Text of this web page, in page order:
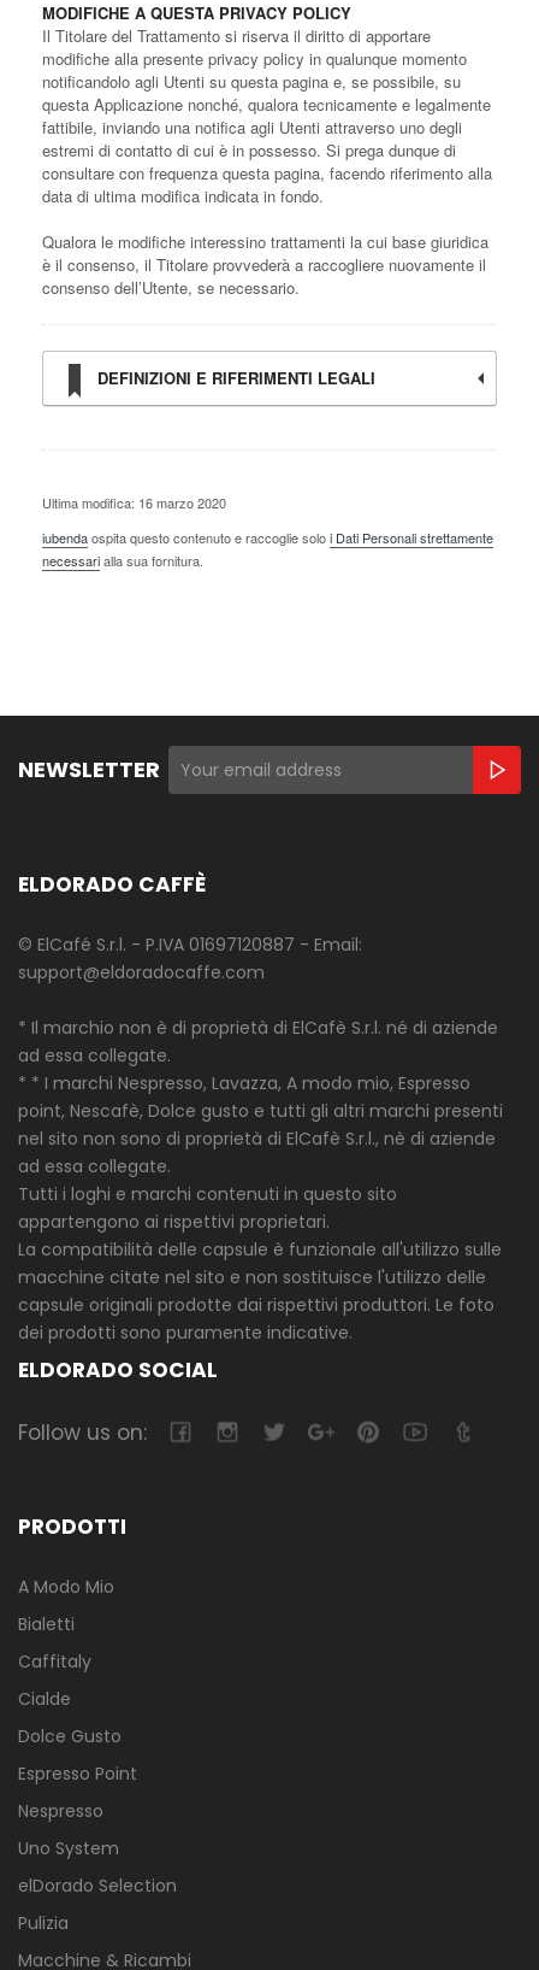
MODIFICHE A QUESTA PRIVACY POLICY
Il Titolare del Trattamento si riserva il diritto di apportare
modifiche alla presente privacy policy in qualunque momento
notificandolo agli Utenti su questa pagina e, se possibile, su
questa Applicazione nonché, qualora tecnicamente e legalmente
fattibile, inviando una notifica agli Utenti attraverso uno degli
estremi di contatto di cui è in possesso. Si prega dunque di
consultare con frequenza questa pagina, facendo riferimento alla
data di ultima modifica indicata in fondo.
Qualora le modifiche interessino trattamenti la cui base giuridica
è il consenso, il Titolare provvederà a raccogliere nuovamente il
consenso dell’Utente, se necessario.
DEFINIZIONI E RIFERIMENTI LEGALI
Ultima modifica: 16 marzo 2020
iubendaospita questo contenuto e raccoglie soloi Dati Personali strettamente
necessarialla sua fornitura.
NEWSLETTER
ELDORADO CAFFÈ
© ElCafé S.r.l. - P.IVA 01697120887 - Email:
support@eldoradocaffe.com
* Il marchio non è di proprietà di ElCafè S.r.l. né di aziende
ad essa collegate.
* * I marchi Nespresso, Lavazza, A modo mio, Espresso
point, Nescafè, Dolce gusto e tutti gli altri marchi presenti
nel sito non sono di proprietà di ElCafè S.r.l., nè di aziende
ad essa collegate.
Tutti i loghi e marchi contenuti in questo sito
appartengono ai rispettivi proprietari.
La compatibilità delle capsule è funzionale all'utilizzo sulle
macchine citate nel sito e non sostituisce l'utilizzo delle
capsule originali prodotte dai rispettivi produttori. Le foto
dei prodotti sono puramente indicative.
ELDORADO SOCIAL
Follow us on:
PRODOTTI
A Modo Mio
Bialetti
Caffitaly
Cialde
Dolce Gusto
Espresso Point
Nespresso
Uno System
elDorado Selection
Pulizia
Macchine & Ricambi